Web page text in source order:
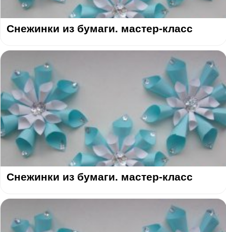
Снежинки из бумаги. мастер-класс
Снежинки из бумаги. мастер-класс